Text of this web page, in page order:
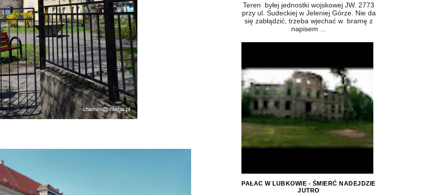
Teren byłej jednostki wojskowej JW. 2773
przy ul. Sudeckiej w Jeleniej Górze. Nie da
się zabłądzić, trzeba wjechać w bramę z
napisem ...
PAŁAC W LUBKOWIE - ŚMIERĆ NADEJDZIE
JUTRO